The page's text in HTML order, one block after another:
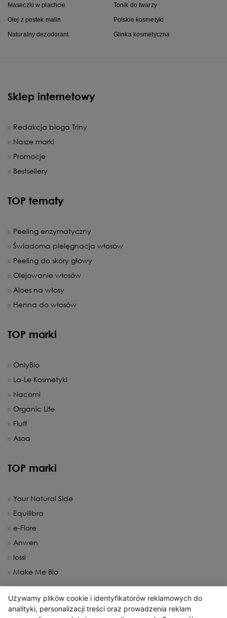
Maseczki w płachcie Tonik do twarzy
Olej z pestek malin Polskie kosmetyki
Naturalny dezodorant Glinka kosmetyczna
Sklep internetowy
Redakcja bloga Triny
Nasze marki
Promocje
Bestsellery
TOP tematy
Peeling enzymatyczny
Świadoma pielęgnacja włosów
Peeling do skóry głowy
Olejowanie włosów
Aloes na włosy
Henna do włosów
TOP marki
OnlyBio
La-Le Kosmetyki
Nacomi
Organic Life
Fluff
Asoa
TOP marki
Your Natural Side
Equilibra
e-Fiore
Anwen
Iossi
Make Me Bio
Używamy plików cookie i identyfikatorów reklamowych do
analityki, personalizacji treści oraz prowadzenia reklam